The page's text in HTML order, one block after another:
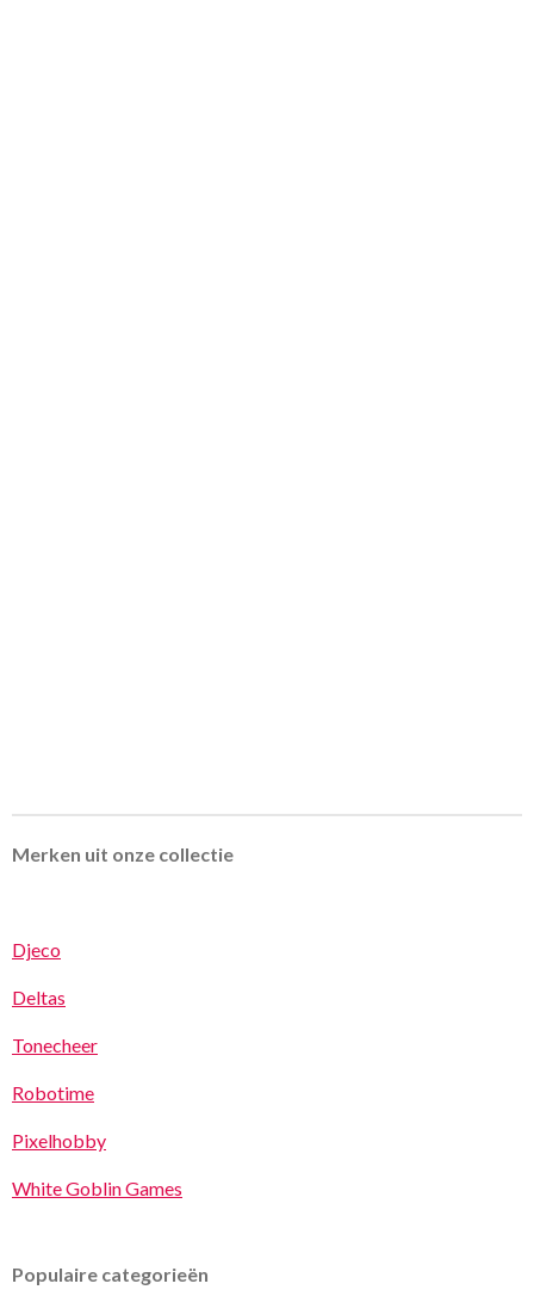
Merken uit onze collectie
Djeco
Deltas
Tonecheer
Robotime
Pixelhobby
White Goblin Games
Populaire categorieën